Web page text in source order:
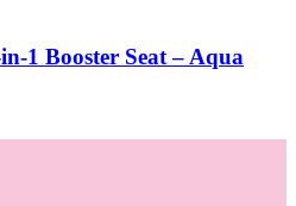
1 Booster Seat – Aqua